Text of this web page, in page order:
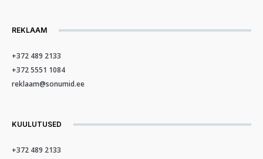
REKLAAM
+372 489 2133
+372 5551 1084
reklaam@sonumid.ee
KUULUTUSED
+372 489 2133